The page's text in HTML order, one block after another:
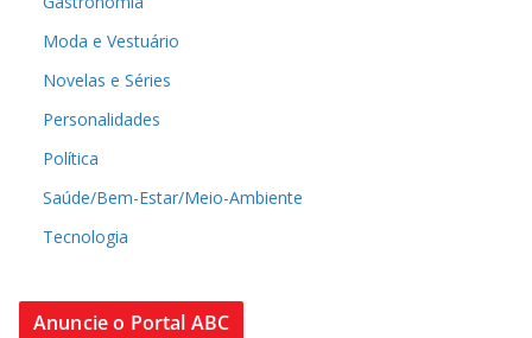
Moda e Vestuário
Novelas e Séries
Personalidades
Política
Saúde/Bem-Estar/Meio-Ambiente
Tecnologia
Anuncie o Portal ABC